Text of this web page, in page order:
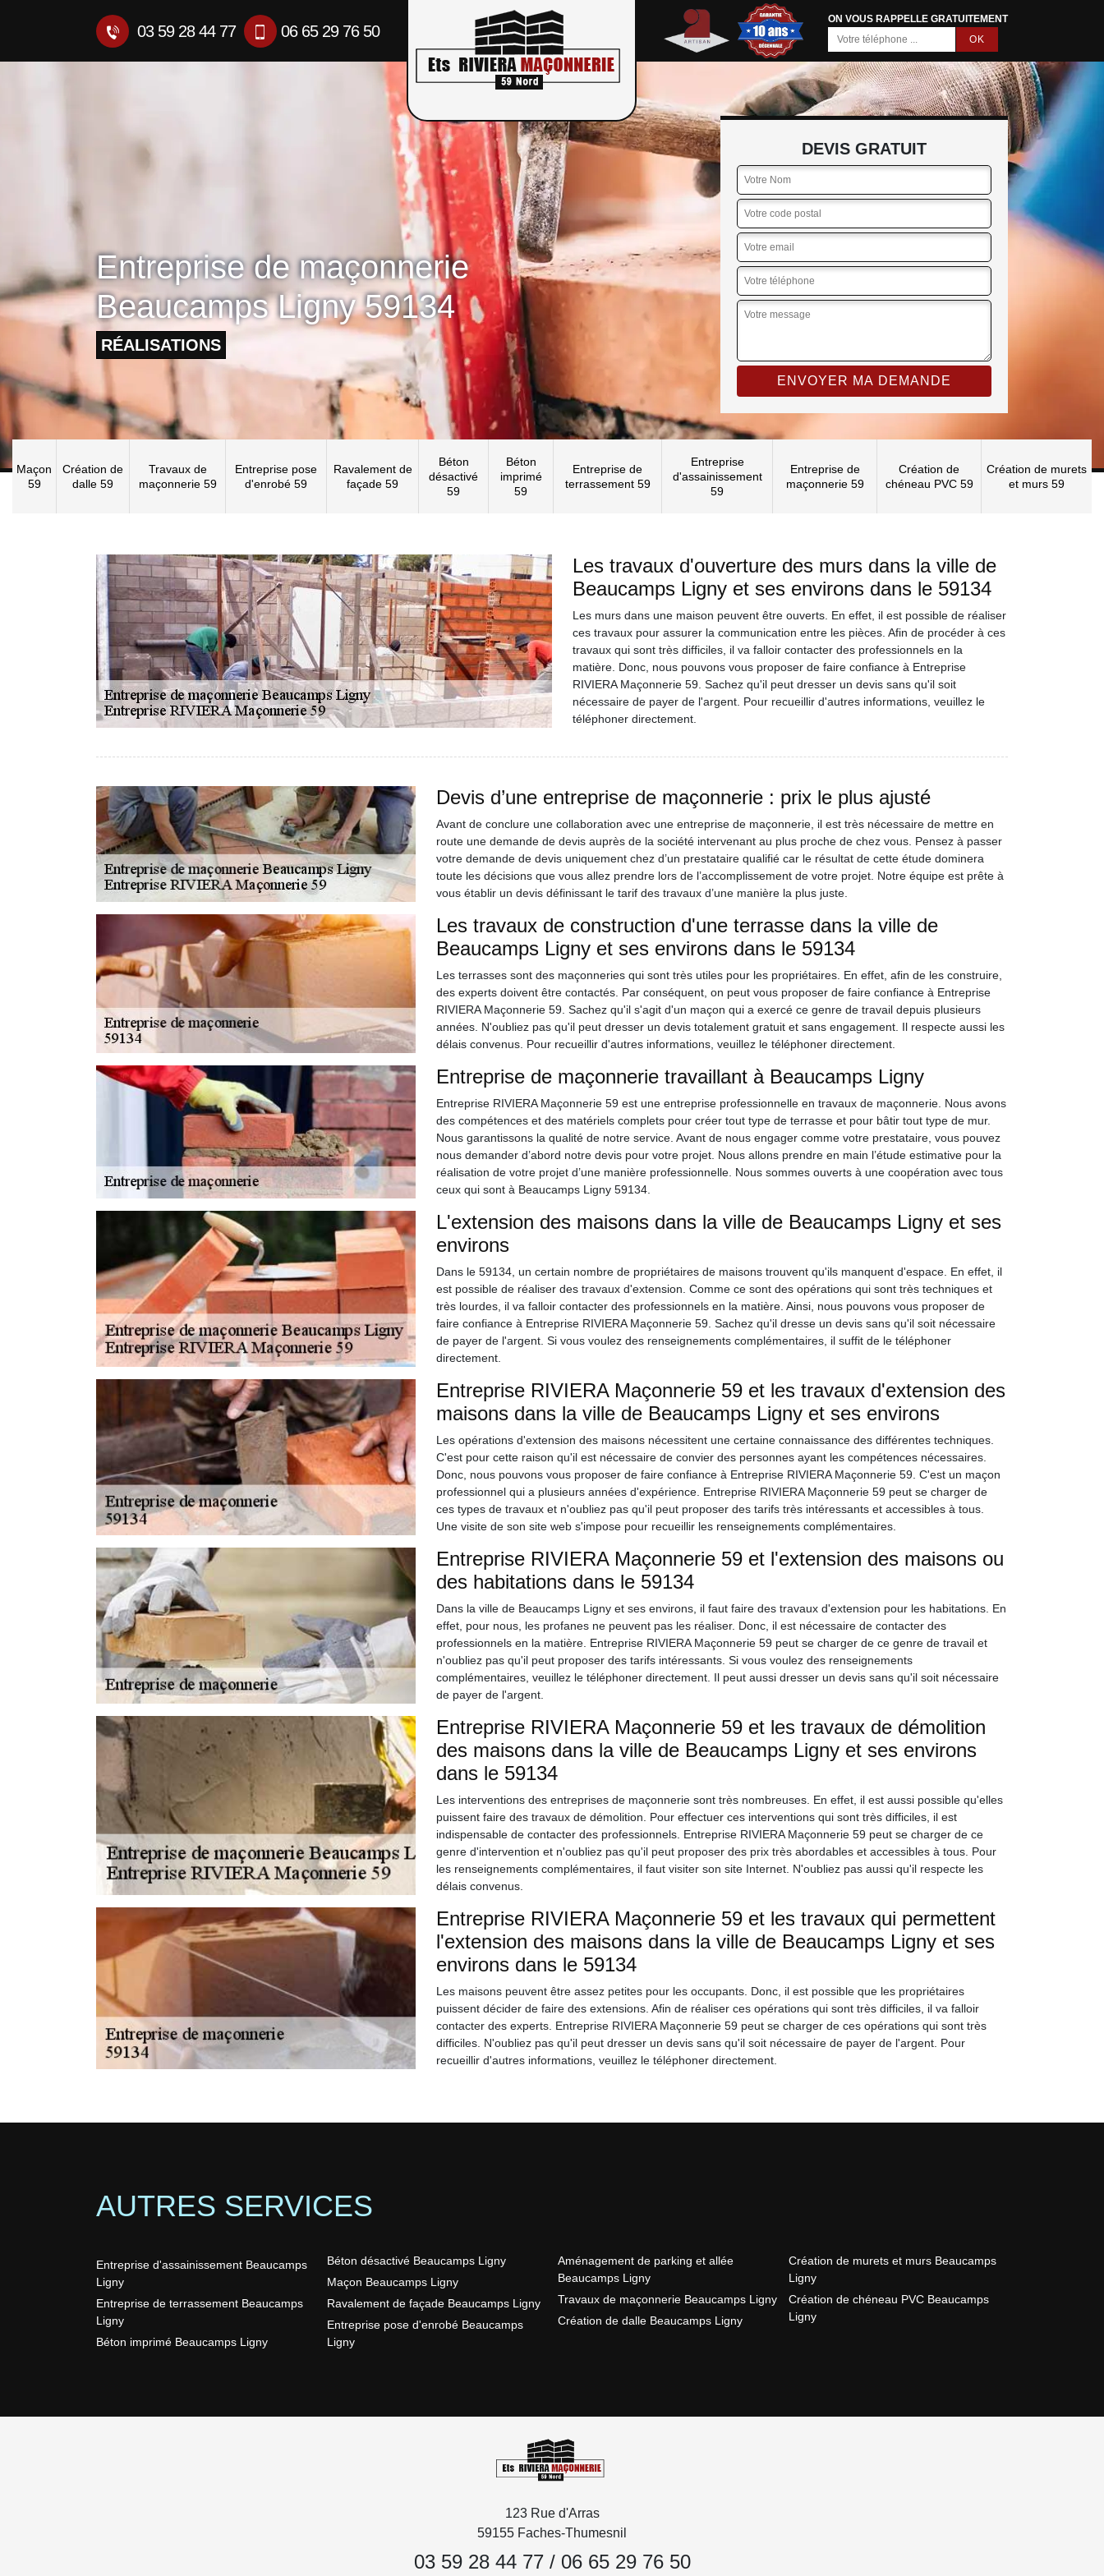
03 59 28 44 77 06 65 29 76 50
ON VOUS RAPPELLE GRATUITEMENT
Entreprise de maçonnerie
Beaucamps Ligny 59134
RÉALISATIONS
DEVIS GRATUIT
Maçon
59
Création de
dalle 59
Travaux de
maçonnerie 59
Entreprise pose
d'enrobé 59
Ravalement de
façade 59
Béton
désactivé
59
Béton
imprimé
59
Entreprise de
terrassement 59
Entreprise
d'assainissement
59
Entreprise de
maçonnerie 59
Création de
chéneau PVC 59
Création de murets
et murs 59
Les travaux d'ouverture des murs dans la ville de
Beaucamps Ligny et ses environs dans le 59134
Les murs dans une maison peuvent être ouverts. En effet, il est possible de réaliser
ces travaux pour assurer la communication entre les pièces. Afin de procéder à ces
travaux qui sont très difficiles, il va falloir contacter des professionnels en la
matière. Donc, nous pouvons vous proposer de faire confiance à Entreprise
RIVIERA Maçonnerie 59. Sachez qu'il peut dresser un devis sans qu'il soit
nécessaire de payer de l'argent. Pour recueillir d'autres informations, veuillez le
téléphoner directement.
Devis d’une entreprise de maçonnerie : prix le plus ajusté
Avant de conclure une collaboration avec une entreprise de maçonnerie, il est très nécessaire de mettre en
route une demande de devis auprès de la société intervenant au plus proche de chez vous. Pensez à passer
votre demande de devis uniquement chez d’un prestataire qualifié car le résultat de cette étude dominera
toute les décisions que vous allez prendre lors de l’accomplissement de votre projet. Notre équipe est prête à
vous établir un devis définissant le tarif des travaux d’une manière la plus juste.
Les travaux de construction d'une terrasse dans la ville de
Beaucamps Ligny et ses environs dans le 59134
Les terrasses sont des maçonneries qui sont très utiles pour les propriétaires. En effet, afin de les construire,
des experts doivent être contactés. Par conséquent, on peut vous proposer de faire confiance à Entreprise
RIVIERA Maçonnerie 59. Sachez qu'il s'agit d'un maçon qui a exercé ce genre de travail depuis plusieurs
années. N'oubliez pas qu'il peut dresser un devis totalement gratuit et sans engagement. Il respecte aussi les
délais convenus. Pour recueillir d'autres informations, veuillez le téléphoner directement.
Entreprise de maçonnerie travaillant à Beaucamps Ligny
Entreprise RIVIERA Maçonnerie 59 est une entreprise professionnelle en travaux de maçonnerie. Nous avons
des compétences et des matériels complets pour créer tout type de terrasse et pour bâtir tout type de mur.
Nous garantissons la qualité de notre service. Avant de nous engager comme votre prestataire, vous pouvez
nous demander d’abord notre devis pour votre projet. Nous allons prendre en main l’étude estimative pour la
réalisation de votre projet d’une manière professionnelle. Nous sommes ouverts à une coopération avec tous
ceux qui sont à Beaucamps Ligny 59134.
L'extension des maisons dans la ville de Beaucamps Ligny et ses
environs
Dans le 59134, un certain nombre de propriétaires de maisons trouvent qu'ils manquent d'espace. En effet, il
est possible de réaliser des travaux d'extension. Comme ce sont des opérations qui sont très techniques et
très lourdes, il va falloir contacter des professionnels en la matière. Ainsi, nous pouvons vous proposer de
faire confiance à Entreprise RIVIERA Maçonnerie 59. Sachez qu'il dresse un devis sans qu'il soit nécessaire
de payer de l'argent. Si vous voulez des renseignements complémentaires, il suffit de le téléphoner
directement.
Entreprise RIVIERA Maçonnerie 59 et les travaux d'extension des
maisons dans la ville de Beaucamps Ligny et ses environs
Les opérations d'extension des maisons nécessitent une certaine connaissance des différentes techniques.
C'est pour cette raison qu'il est nécessaire de convier des personnes ayant les compétences nécessaires.
Donc, nous pouvons vous proposer de faire confiance à Entreprise RIVIERA Maçonnerie 59. C'est un maçon
professionnel qui a plusieurs années d'expérience. Entreprise RIVIERA Maçonnerie 59 peut se charger de
ces types de travaux et n'oubliez pas qu'il peut proposer des tarifs très intéressants et accessibles à tous.
Une visite de son site web s'impose pour recueillir les renseignements complémentaires.
Entreprise RIVIERA Maçonnerie 59 et l'extension des maisons ou
des habitations dans le 59134
Dans la ville de Beaucamps Ligny et ses environs, il faut faire des travaux d'extension pour les habitations. En
effet, pour nous, les profanes ne peuvent pas les réaliser. Donc, il est nécessaire de contacter des
professionnels en la matière. Entreprise RIVIERA Maçonnerie 59 peut se charger de ce genre de travail et
n'oubliez pas qu'il peut proposer des tarifs intéressants. Si vous voulez des renseignements
complémentaires, veuillez le téléphoner directement. Il peut aussi dresser un devis sans qu'il soit nécessaire
de payer de l'argent.
Entreprise RIVIERA Maçonnerie 59 et les travaux de démolition
des maisons dans la ville de Beaucamps Ligny et ses environs
dans le 59134
Les interventions des entreprises de maçonnerie sont très nombreuses. En effet, il est aussi possible qu'elles
puissent faire des travaux de démolition. Pour effectuer ces interventions qui sont très difficiles, il est
indispensable de contacter des professionnels. Entreprise RIVIERA Maçonnerie 59 peut se charger de ce
genre d'intervention et n'oubliez pas qu'il peut proposer des prix très abordables et accessibles à tous. Pour
les renseignements complémentaires, il faut visiter son site Internet. N'oubliez pas aussi qu'il respecte les
délais convenus.
Entreprise RIVIERA Maçonnerie 59 et les travaux qui permettent
l'extension des maisons dans la ville de Beaucamps Ligny et ses
environs dans le 59134
Les maisons peuvent être assez petites pour les occupants. Donc, il est possible que les propriétaires
puissent décider de faire des extensions. Afin de réaliser ces opérations qui sont très difficiles, il va falloir
contacter des experts. Entreprise RIVIERA Maçonnerie 59 peut se charger de ces opérations qui sont très
difficiles. N'oubliez pas qu'il peut dresser un devis sans qu'il soit nécessaire de payer de l'argent. Pour
recueillir d'autres informations, veuillez le téléphoner directement.
AUTRES SERVICES
Entreprise d'assainissement Beaucamps
Ligny
Entreprise de terrassement Beaucamps
Ligny
Béton imprimé Beaucamps Ligny
Béton désactivé Beaucamps Ligny
Maçon Beaucamps Ligny
Ravalement de façade Beaucamps Ligny
Entreprise pose d'enrobé Beaucamps
Ligny
Aménagement de parking et allée
Beaucamps Ligny
Travaux de maçonnerie Beaucamps Ligny
Création de dalle Beaucamps Ligny
Création de murets et murs Beaucamps
Ligny
Création de chéneau PVC Beaucamps
Ligny
123 Rue d'Arras
59155 Faches-Thumesnil
03 59 28 44 77/ 06 65 29 76 50